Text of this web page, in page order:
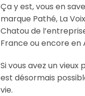
Ça y est, vous en
marque Pathé, La
Chatou de
France ou encore en
Si vous avez un
est désormais
vie.